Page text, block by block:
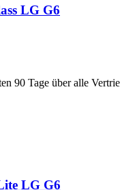
LG G6
90 Tage über alle
LG G6